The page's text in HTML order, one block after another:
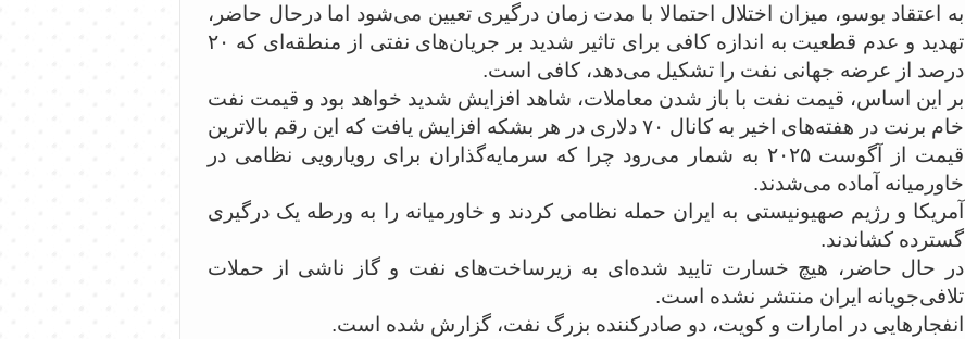
به اعتقاد بوسو، میزان اختلال احتمالا با مدت زمان درگیری تعیین می‌شود اما درحال حاضر،
تهدید و عدم قطعیت به اندازه کافی برای تاثیر شدید بر جریان‌های نفتی از منطقه‌ای که ۲۰
درصد از عرضه جهانی نفت را تشکیل می‌دهد، کافی است.
بر این اساس، قیمت نفت با باز شدن معاملات، شاهد افزایش شدید خواهد بود و قیمت نفت
خام برنت در هفته‌های اخیر به کانال ۷۰ دلاری در هر بشکه افزایش یافت که این رقم بالاترین
قیمت از آگوست ۲۰۲۵ به شمار می‌رود چرا که سرمایه‌گذاران برای رویارویی نظامی در
خاورمیانه آماده می‌شدند.
آمریکا و رژیم صهیونیستی به ایران حمله نظامی کردند و خاورمیانه را به ورطه یک درگیری
گسترده کشاندند.
در حال حاضر، هیچ خسارت تایید شده‌ای به زیرساخت‌های نفت و گاز ناشی از حملات
تلافی‌جویانه ایران منتشر نشده است.
انفجارهایی در امارات و کویت، دو صادرکننده بزرگ نفت، گزارش شده است.